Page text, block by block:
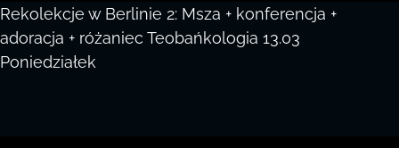
Rekolekcje w Berlinie 2: Msza + konferencja +
adoracja + różaniec Teobańkologia 13.03
Poniedziałek